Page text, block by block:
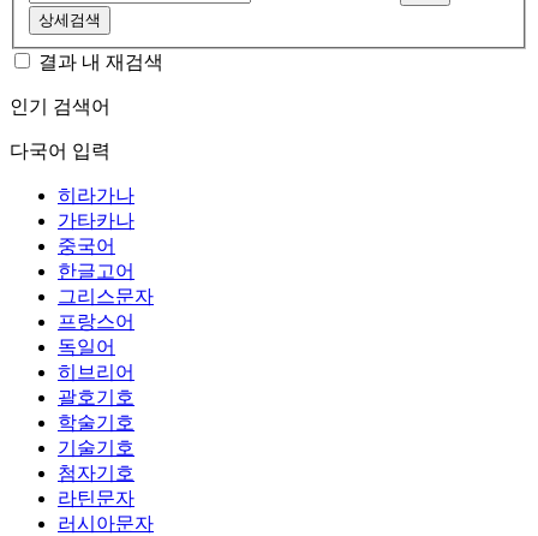
상세검색
결과 내 재검색
인기 검색어
다국어 입력
히라가나
가타카나
중국어
한글고어
그리스문자
프랑스어
독일어
히브리어
괄호기호
학술기호
기술기호
첨자기호
라틴문자
러시아문자